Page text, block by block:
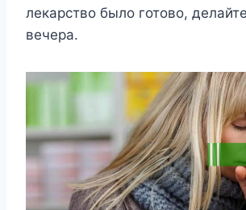
лекарство было готово,
вечера.